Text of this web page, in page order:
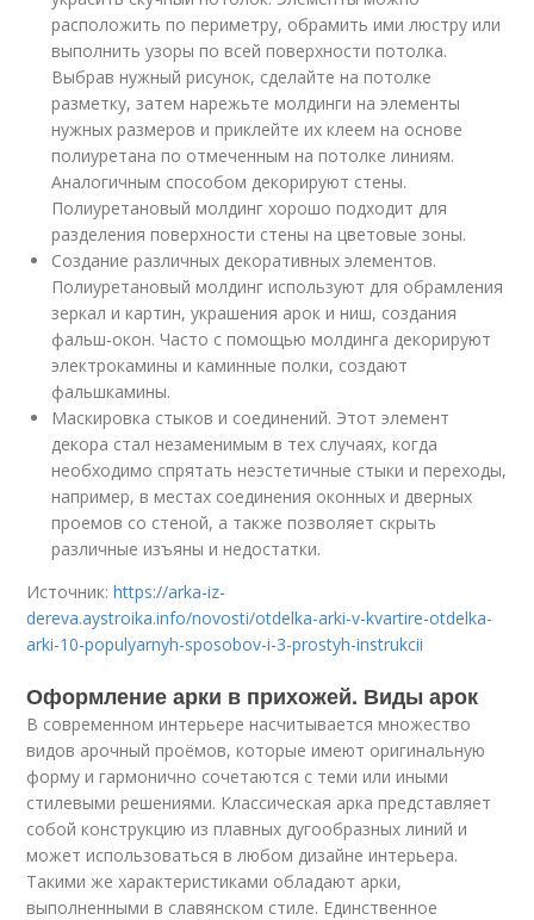
расположить по периметру, обрамить ими люстру или
выполнить узоры по всей поверхности потолка.
Выбрав нужный рисунок, сделайте на потолке
разметку, затем нарежьте молдинги на элементы
нужных размеров и приклейте их клеем на основе
полиуретана по отмеченным на потолке линиям.
Аналогичным способом декорируют стены.
Полиуретановый молдинг хорошо подходит для
разделения поверхности стены на цветовые зоны.
Создание различных декоративных элементов.
Полиуретановый молдинг используют для обрамления
зеркал и картин, украшения арок и ниш, создания
фальш-окон. Часто с помощью молдинга декорируют
электрокамины и каминные полки, создают
фальшкамины.
Маскировка стыков и соединений. Этот элемент
декора стал незаменимым в тех случаях, когда
необходимо спрятать неэстетичные стыки и переходы,
например, в местах соединения оконных и дверных
проемов со стеной, а также позволяет скрыть
различные изъяны и недостатки.
Источник:https://arka-iz-
dereva.aystroika.info/novosti/otdelka-arki-v-kvartire-otdelka-
arki-10-populyarnyh-sposobov-i-3-prostyh-instrukcii
Оформление арки в прихожей. Виды арок
В современном интерьере насчитывается множество
видов арочный проёмов, которые имеют оригинальную
форму и гармонично сочетаются с теми или иными
стилевыми решениями. Классическая арка представляет
собой конструкцию из плавных дугообразных линий и
может использоваться в любом дизайне интерьера.
Такими же характеристиками обладают арки,
выполненными в славянском стиле. Единственное